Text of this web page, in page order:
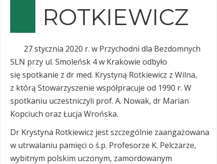
ROTKIEWICZ
27 stycznia 2020 r. w Przychodni dla Bezdomnych
SLN przy ul. Smoleńsk 4 w Krakowie odbyło
się spotkanie z dr med. Krystyną Rotkiewicz z Wilna,
z którą Stowarzyszenie współpracuje od 1990 r. W
spotkaniu uczestniczyli prof. A. Nowak, dr Marian
Kopciuch oraz Łucja Wrońska.
Dr Krystyna Rotkiewicz jest szczególnie zaangażowana
w utrwalaniu pamięci o ś.p. Profesorze K. Pelczarze,
wybitnym polskim uczonym, zamordowanym